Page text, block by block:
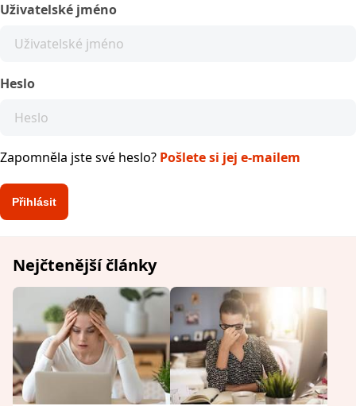
Uživatelské jméno
Heslo
Zapomněla jste své heslo? Pošlete si jej e-mailem
Nejčtenější články